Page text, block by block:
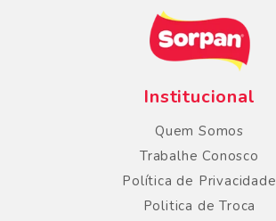
Institucional
Quem Somos
Trabalhe Conosco
Política de Privacidade
Politica de Troca